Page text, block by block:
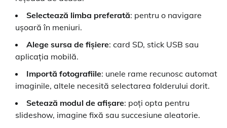
Selectează limba preferată: pentru o navigare
ușoară în meniuri.
Alege sursa de fișiere: card SD, stick USB sau
aplicația mobilă.
Importă fotografiile: unele rame recunosc automat
imaginile, altele necesită selectarea folderului dorit.
Setează modul de afișare: poți opta pentru
slideshow, imagine fixă sau succesiune aleatorie.